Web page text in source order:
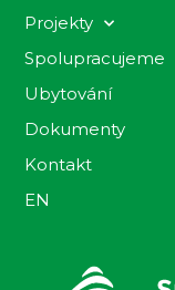
Projekty
Spolupracujeme
Ubytování
Dokumenty
Kontakt
EN